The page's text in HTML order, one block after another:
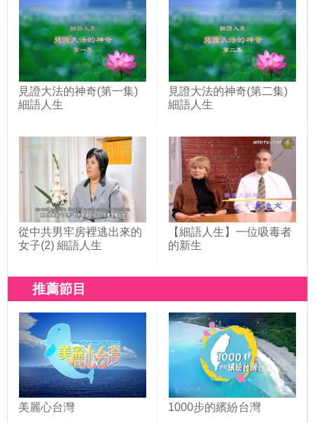
見證大法的神奇(第一集)
細語人生
見證大法的神奇(第二集)
細語人生
從中共男牢房裡逃出來的
女子(2) 細語人生
【細語人生】一位吸毒者
的新生
推薦節目
美麗心台灣 1000步的繽紛台灣